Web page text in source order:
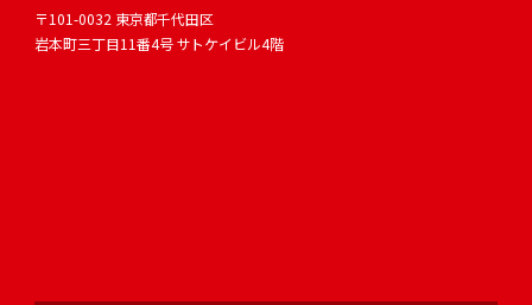
〒101-0032 東京都千代田区
岩本町三丁目11番4号 サトケイビル4階